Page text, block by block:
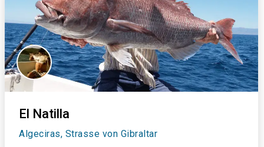
El Natilla
Algeciras, Strasse von Gibraltar